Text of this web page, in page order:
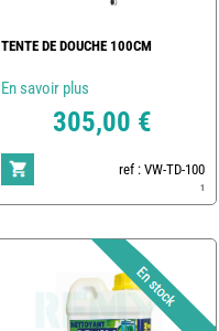
TENTE DE DOUCHE 100CM
En savoir plus
305,00 €
ref : VW-TD-100
1